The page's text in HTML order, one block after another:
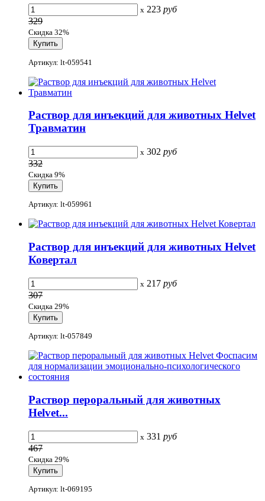
x 223 руб
329
Скидка 32%
Артикул: lt-059541
Раствор для инъекций для животных Helvet
Травматин
x 302 руб
332
Скидка 9%
Артикул: lt-059961
Раствор для инъекций для животных Helvet
Ковертал
x 217 руб
307
Скидка 29%
Артикул: lt-057849
Раствор пероральный для животных
Helvet...
x 331 руб
467
Скидка 29%
Артикул: lt-069195